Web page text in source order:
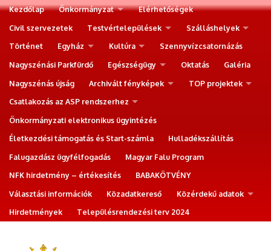
Kezdőlap Önkormányzat
Elérhetőségek
Civil szervezetek
Testvértelepülések
Szálláshelyek
Történet
Egyház Kultúra
Szennyvízcsatornázás
Nagyszénási Parkfürdő
Egészségügy Oktatás
Galéria
Nagyszénás újság
Archivált fényképek
TOP projektek
Csatlakozás az ASP rendszerhez
Önkormányzati elektronikus ügyintézés
Életkezdési támogatás és Start-számla
Hulladékszállítás
Falugazdász ügyfélfogadás
Magyar Falu Program
NFK hirdetmény – értékesítés
BABAKÖTVÉNY
Választási információk
Közadatkereső
Közérdekű adatok
Hirdetmények
Településrendezési terv 2024